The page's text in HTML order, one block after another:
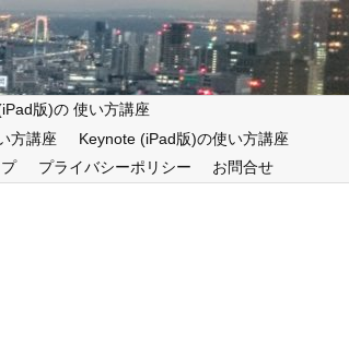
版)の 使い方講座
方講座
Keynote (iPad版)の使い方講座
プライバシーポリシー お問合せ